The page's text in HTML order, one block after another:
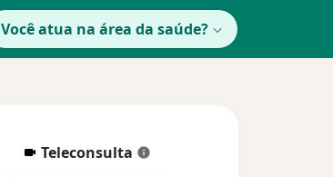
Você atua na área da saúde?
Teleconsulta
Teleconsulta